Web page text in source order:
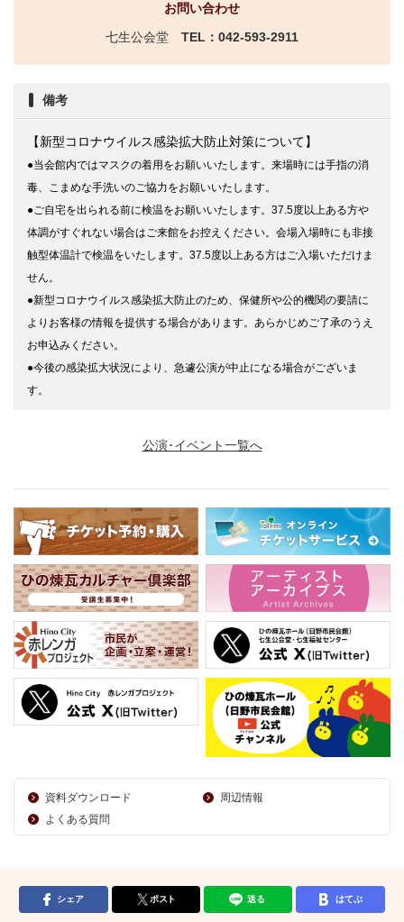
お問い合わせ
七生公会堂 TEL：042-593-2911
備考
【新型コロナウイルス感染拡大防止対策について】
●当会館内ではマスクの着用をお願いいたします。来場時には手指の消
毒、こまめな手洗いのご協力をお願いいたします。
●ご自宅を出られる前に検温をお願いいたします。37.5度以上ある方や
体調がすぐれない場合はご来館をお控えください。会場入場時にも非接
触型体温計で検温をいたします。37.5度以上ある方はご入場いただけま
せん。
●新型コロナウイルス感染拡大防止のため、保健所や公的機関の要請に
よりお客様の情報を提供する場合があります。あらかじめご了承のうえ
お申込みください。
●今後の感染拡大状況により、急遽公演が中止になる場合がございま
す。
公演･イベント一覧へ
資料ダウンロード
周辺情報
よくある質問
シェア ポスト 送る はてぶ